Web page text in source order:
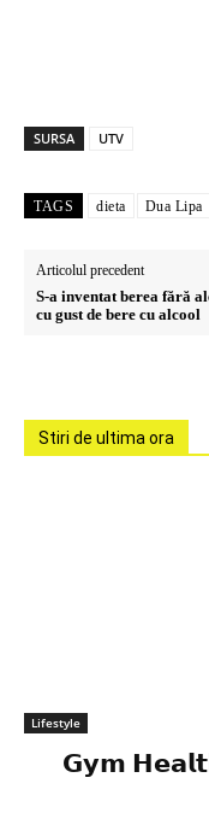
SURSA UTV
TAGS dieta Dua Lipa
Articolul precedent
S-a inventat berea fără
cu gust de bere cu alcool
Stiri de ultima ora
Lifestyle
𝗚𝘆𝗺